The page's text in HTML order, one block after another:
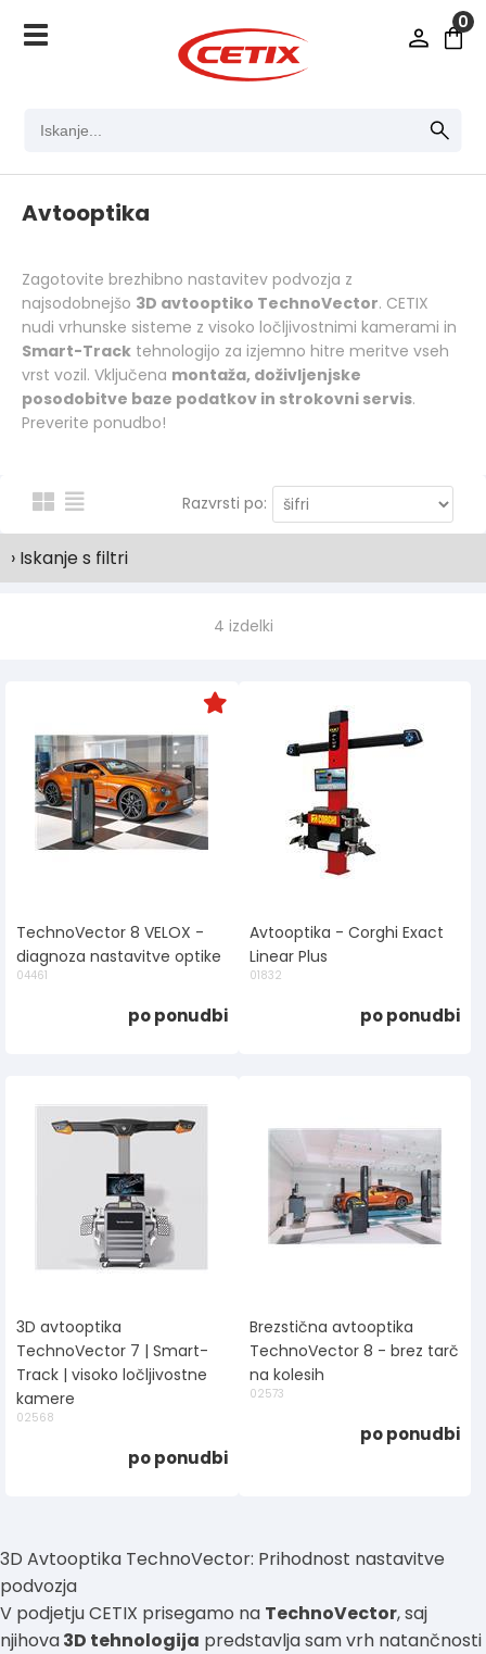
0
Avtooptika
Zagotovite brezhibno nastavitev podvozja z
najsodobnejšo 3D avtooptiko TechnoVector. CETIX
nudi vrhunske sisteme z visoko ločljivostnimi kamerami in
Smart-Track tehnologijo za izjemno hitre meritve vseh
vrst vozil. Vključena montaža, doživljenjske
posodobitve baze podatkov in strokovni servis.
Preverite ponudbo!
Razvrsti po:
› Iskanje s filtri
4 izdelki
TechnoVector 8 VELOX -
diagnoza nastavitve optike
04461
po ponudbi
Avtooptika - Corghi Exact
Linear Plus
01832
po ponudbi
3D avtooptika
TechnoVector 7 | Smart-
Track | visoko ločljivostne
kamere
02568
po ponudbi
Brezstična avtooptika
TechnoVector 8 - brez tarč
na kolesih
02573
po ponudbi
3D Avtooptika TechnoVector: Prihodnost nastavitve
podvozja
V podjetju CETIX prisegamo na TechnoVector, saj
njihova3D tehnologija predstavlja sam vrh natančnosti